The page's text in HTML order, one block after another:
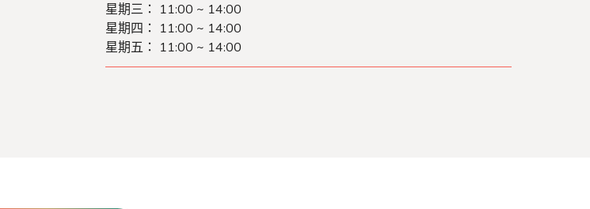
星期三： 11:00 ~ 14:00
星期四： 11:00 ~ 14:00
星期五： 11:00 ~ 14:00